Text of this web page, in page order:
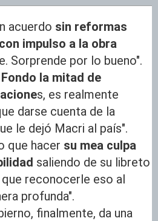
acuerdo sin reformas
impulso a la obra
Sorprende por lo bueno".
la mitad de
s, es realmente
darse cuenta de la
le dejó Macri al país".
que hacer su mea culpa
saliendo de su libreto
reconocerle eso al
profunda".
finalmente, da una